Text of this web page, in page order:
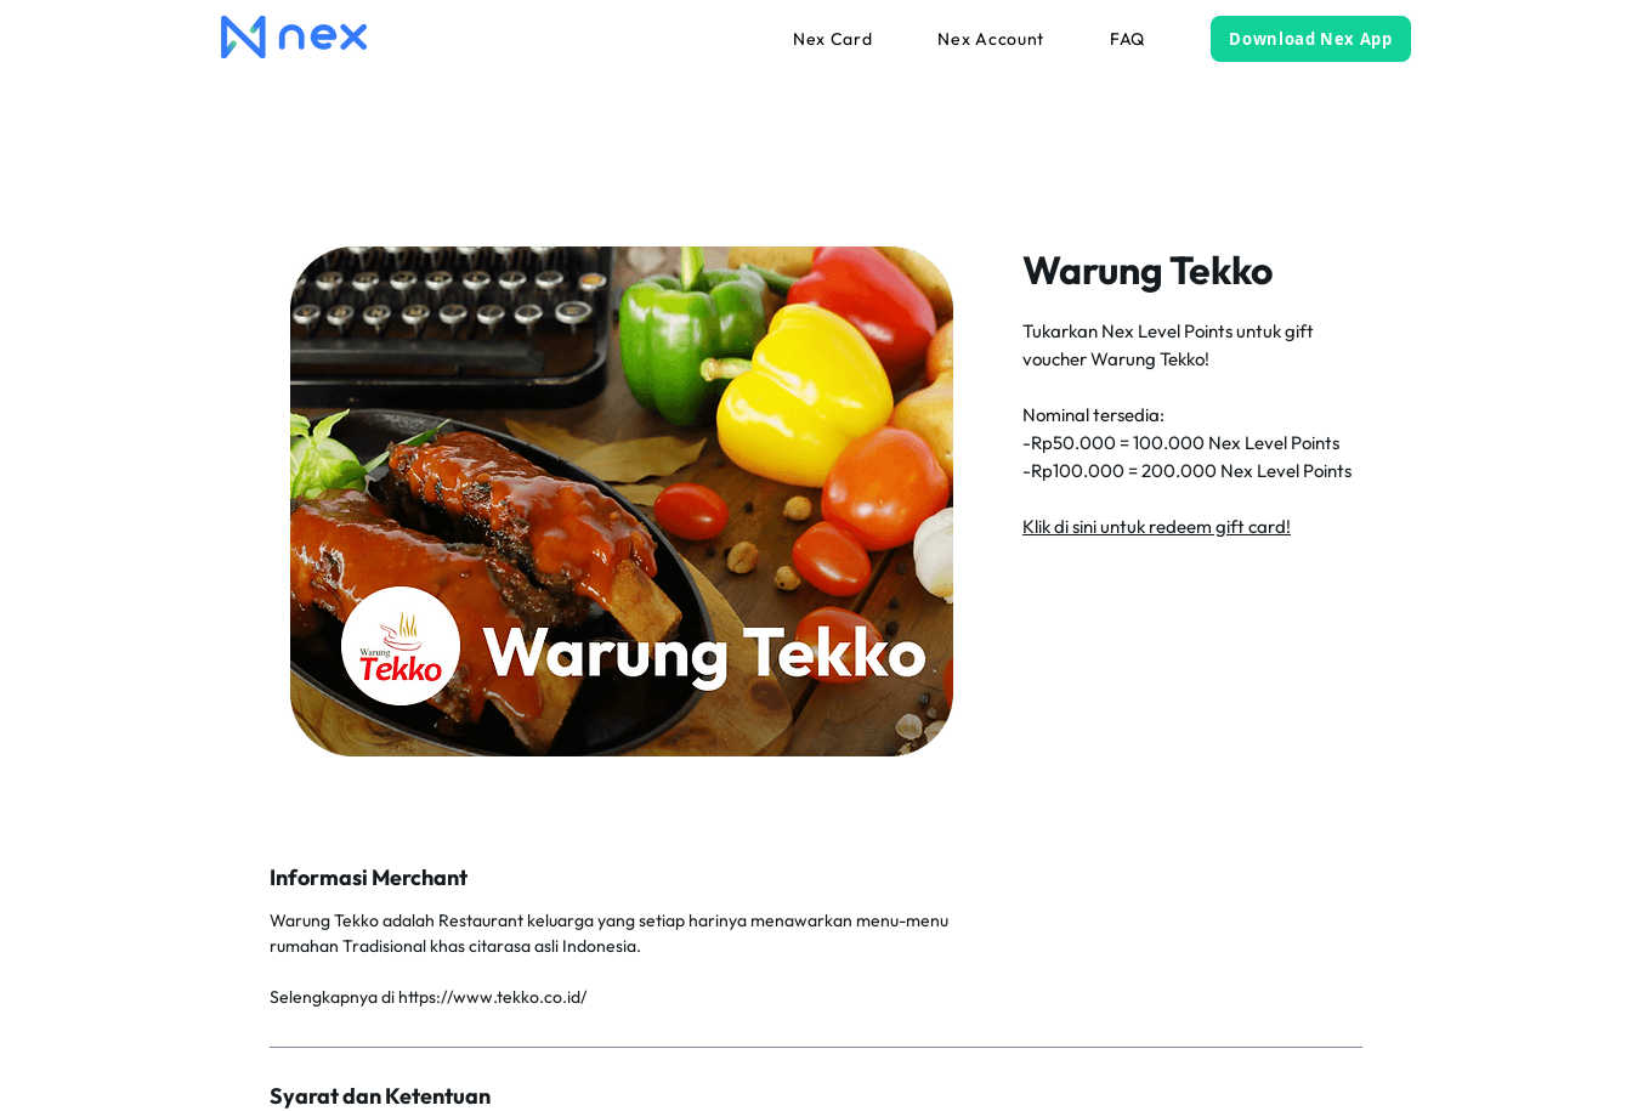
Nex Card Nex Account FAQ Download Nex App
Warung Tekko
Tukarkan Nex Level Points untuk gift
voucher Warung Tekko!
Nominal tersedia:
-Rp50.000 = 100.000 Nex Level Points
-Rp100.000 = 200.000 Nex Level Points
Klik di sini untuk redeem gift card!
Informasi Merchant
Warung Tekko adalah Restaurant keluarga yang setiap harinya menawarkan menu-menu
rumahan Tradisional khas citarasa asli Indonesia.
Selengkapnya di https://www.tekko.co.id/
Syarat dan Ketentuan